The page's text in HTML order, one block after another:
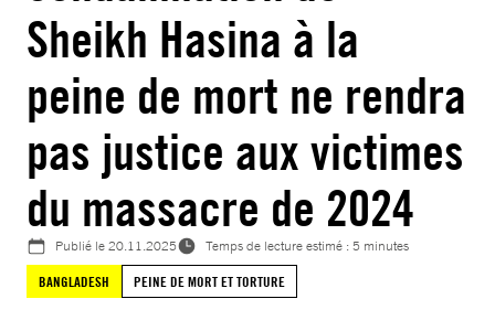
Sheikh Hasina à la
peine de mort ne rendra
pas justice aux victimes
du massacre de 2024
Publié le20.11.2025
Temps de lecture estimé : 5 minutes
BANGLADESH
PEINE DE MORT ET TORTURE